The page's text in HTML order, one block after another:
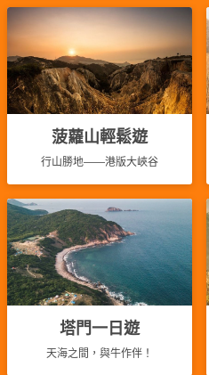
作
坊
戶
外
玩
艇
出
租
菠蘿山輕鬆遊
行山勝地——港版大峽谷
塔門一日遊
天海之間，與牛作伴！